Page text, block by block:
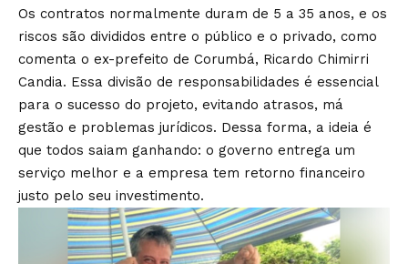
Os contratos normalmente duram de 5 a 35 anos, e os
riscos são divididos entre o público e o privado, como
comenta o ex-prefeito de Corumbá, Ricardo Chimirri
Candia. Essa divisão de responsabilidades é essencial
para o sucesso do projeto, evitando atrasos, má
gestão e problemas jurídicos. Dessa forma, a ideia é
que todos saiam ganhando: o governo entrega um
serviço melhor e a empresa tem retorno financeiro
justo pelo seu investimento.